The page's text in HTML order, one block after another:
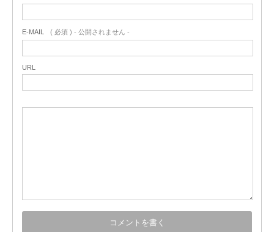
E-MAIL ( 必須 ) - 公開されません -
URL